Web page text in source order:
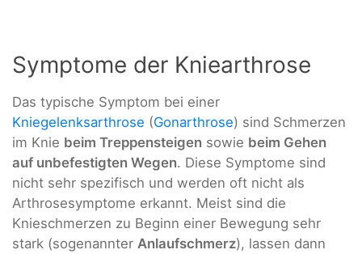
Symptome der Kniearthrose
Das typische Symptom bei einer
Kniegelenksarthrose (Gonarthrose) sind Schmerzen
im Knie beim Treppensteigen sowie beim Gehen
auf unbefestigten Wegen. Diese Symptome sind
nicht sehr spezifisch und werden oft nicht als
Arthrosesymptome erkannt. Meist sind die
Knieschmerzen zu Beginn einer Bewegung sehr
stark (sogenannter Anlaufschmerz), lassen dann